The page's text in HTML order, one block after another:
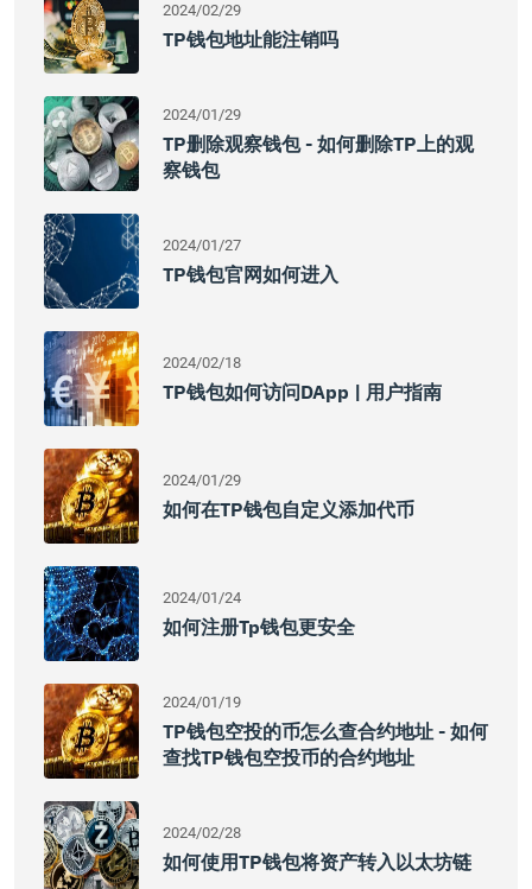
2024/02/29
TP钱包地址能注销吗
2024/01/29
TP删除观察钱包 - 如何删除TP上的观
察钱包
2024/01/27
TP钱包官网如何进入
2024/02/18
TP钱包如何访问DApp | 用户指南
2024/01/29
如何在TP钱包自定义添加代币
2024/01/24
如何注册tp钱包更安全
2024/01/19
TP钱包空投的币怎么查合约地址 - 如何
查找TP钱包空投币的合约地址
2024/02/28
如何使用TP钱包将资产转入以太坊链